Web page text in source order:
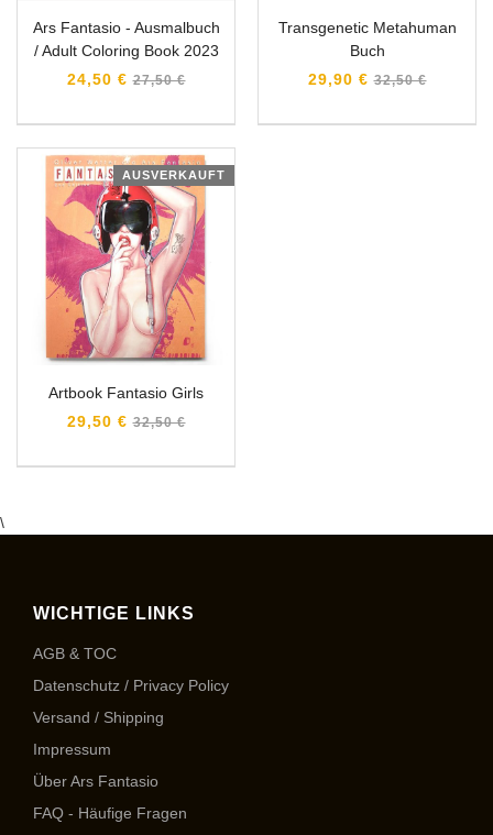
Ars Fantasio - Ausmalbuch
/ Adult Coloring Book 2023
24,50 € Normaler
27,50 €
Transgenetic Metahuman
Buch
29,90 € Normaler
32,50 €
AUSVERKAUFT
Artbook Fantasio Girls
29,50 € Normaler
32,50 €
\
WICHTIGE LINKS
AGB & TOC
Datenschutz / Privacy Policy
Versand / Shipping
Impressum
Über Ars Fantasio
FAQ - Häufige Fragen